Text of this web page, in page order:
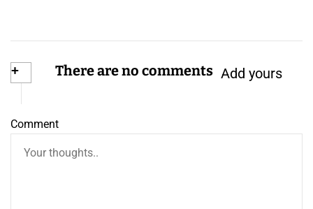
+ There are no comments Add yours
Comment